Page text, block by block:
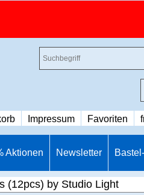
Impressum Favoriten
Aktionen Newsletter
(12pcs) by Studio Light